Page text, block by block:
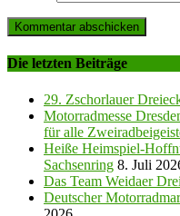
Die letzten Beiträge
29. Zschorlauer
Motorradmesse
für alle
Heiße Heimspiel-
Sachsenring 8. Juli
Das Team Weidaer
Deutscher